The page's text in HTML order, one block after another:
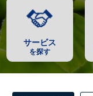
サービス
を探す